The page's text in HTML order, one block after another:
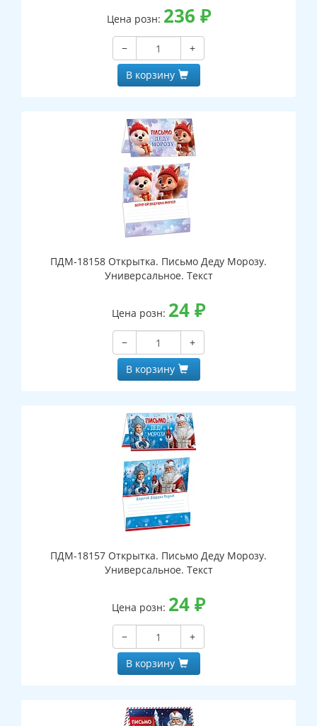
Цена розн: 236 ₽
−
+
В корзину
ПДМ-18158 Открытка. Письмо Деду Морозу.
Универсальное. Текст
Цена розн: 24₽
−
+
В корзину
ПДМ-18157 Открытка. Письмо Деду Морозу.
Универсальное. Текст
Цена розн: 24₽
−
+
В корзину